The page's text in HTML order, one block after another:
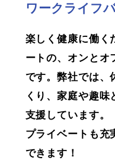
ワークライフ
楽しく健康に働く
ートの、オンとオ
です。弊社では、
くり、家庭や趣味
支援しています。
プライベートも充
できます！